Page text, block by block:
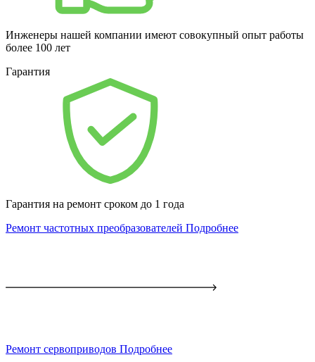
Инженеры нашей компании имеют совокупный опыт работы
более 100 лет
Гарантия
Гарантия на ремонт сроком до 1 года
Ремонт частотных преобразователей Подробнее
Ремонт сервоприводов Подробнее